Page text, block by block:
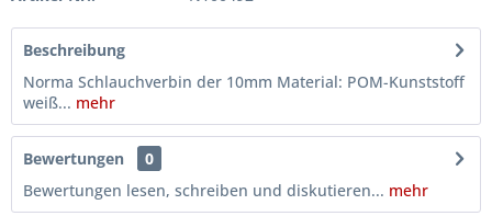
Beschreibung
Norma Schlauchverbin der 10mm Material: POM-Kunststoff
weiß... mehr
Bewertungen
0
Bewertungen lesen, schreiben und diskutieren... mehr